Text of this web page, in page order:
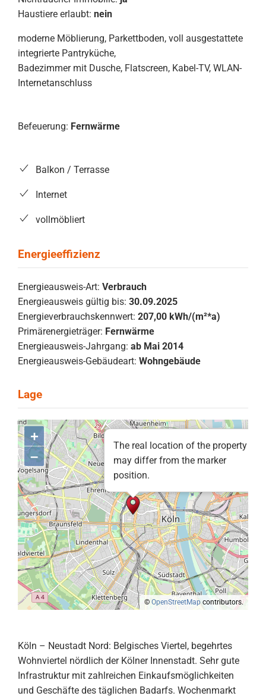
Haustiere erlaubt: nein
moderne Möblierung, Parkettboden, voll ausgestattete
integrierte Pantryküche,
Badezimmer mit Dusche, Flatscreen, Kabel-TV, WLAN-
Internetanschluss
Befeuerung: Fernwärme
Balkon / Terrasse
Internet
vollmöbliert
Energieausweis-Art: Verbrauch
Energieausweis gültig bis: 30.09.2025
Energieverbrauchskennwert: 207,00 kWh/(m²*a)
Primärenergieträger: Fernwärme
Energieausweis-Jahrgang: ab Mai 2014
Energieausweis-Gebäudeart: Wohngebäude
The real location of the property
may differ from the marker
position.
+
–
© OpenStreetMapcontributors.
Köln – Neustadt Nord: Belgisches Viertel, begehrtes
Wohnviertel nördlich der Kölner Innenstadt. Sehr gute
Infrastruktur mit zahlreichen Einkaufsmöglichkeiten
und Geschäfte des täglichen Badarfs. Wochenmarkt